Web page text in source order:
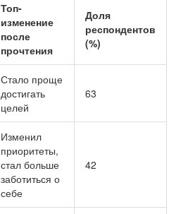
Топ-
изменение
после
прочтения
Доля
респондентов
(%)
Стало проще
достигать
целей
63
Изменил
приоритеты,
стал больше
заботиться о
себе
42